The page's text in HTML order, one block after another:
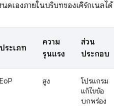
นดเองภายในบริบทของเคิร์กเนลได้
ประเภท
ความ
รุนแรง
ส่วน
ประกอบ
EoP สูง
โปรแกรม
แก้ไขข้อ
บกพร่อง